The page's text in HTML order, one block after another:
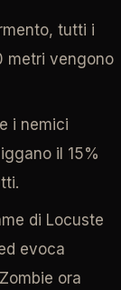
tutti i
metri vengono
i nemici
il 15%
di Locuste
evoca
ora